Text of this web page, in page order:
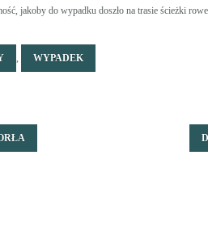
jakoby do wypadku doszło na trasie ścieżki
, WYPADEK